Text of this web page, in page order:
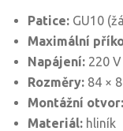
Patice: GU10
Maximální
Napájení: 220
Rozměry: 84 ×
Montážní otvor:
Materiál: hliník